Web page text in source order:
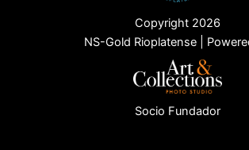
Copyright 2026
NS-Gold Rioplatense |
Socio Fundador